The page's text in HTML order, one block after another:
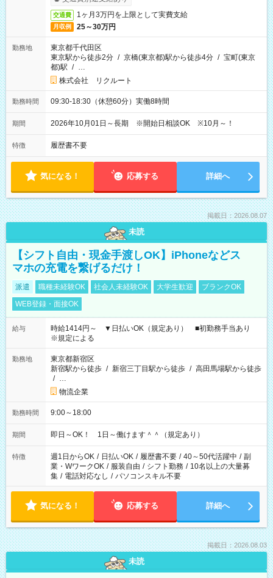
交通費 1ヶ月3万円を上限として実費支給
月収例 25～30万円
勤務地
東京都千代田区
東京駅から徒歩2分 / 京橋(東京都)駅から徒歩4分 / 宝町(東京
都)駅 / …
株式会社 リクルート
勤務時間 09:30-18:30（休憩60分）実働8時間
期間 2026年10月01日～長期 ※開始日相談OK ※10月～！
特徴 履歴書不要
気になる！ 応募する 詳細へ
掲載日：2026.08.07
未読
【シフト自由・現金手渡しOK】iPhoneなどス
マホの充電を繋げるだけ！
派遣 職種未経験OK 社会人未経験OK 大学生歓迎
ブランクOK
WEB登録・面接OK
給与
時給1414円～ ▼日払いOK（規定あり） ■初勤務手当あり
※規定による
勤務地
東京都新宿区
新宿駅から徒歩 / 新宿三丁目駅から徒歩 / 高田馬場駅から徒歩
/ …
物流企業
勤務時間 9:00～18:00
期間 即日～OK！ 1日～働けます＾＾（規定あり）
特徴 週1日からOK / 日払いOK / 履歴書不要 / 40～50代活躍中 / 副
業・WワークOK / 服装自由 / シフト勤務 / 10名以上の大量募
集 / 電話対応なし / パソコンスキル不要
気になる！ 応募する 詳細へ
掲載日：2026.08.03
未読